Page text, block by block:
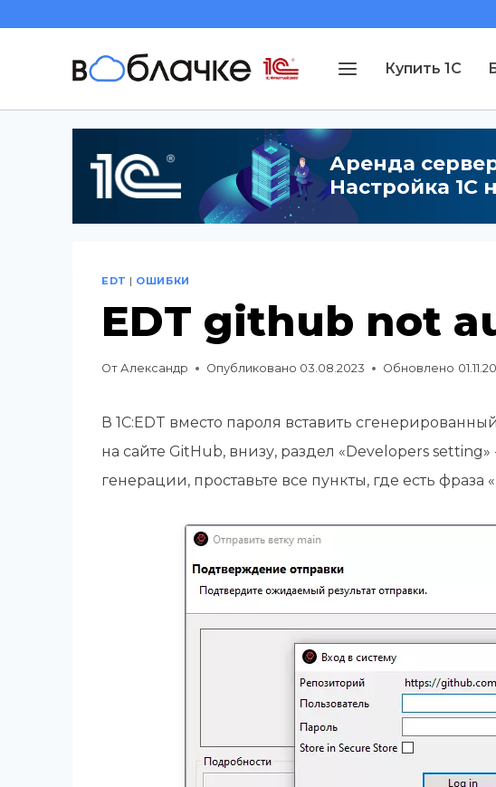
содержимому
Купить 1С
Аренда
Настройка 1С
EDT | ОШИБКИ
EDT github not
От Александр Опубликовано 03.08.2023 Обновлено
В 1C:EDT вместо пароля вставить
на сайте GitHub, внизу, раздел «Developers
генерации, проставьте все пункты, где есть фраза